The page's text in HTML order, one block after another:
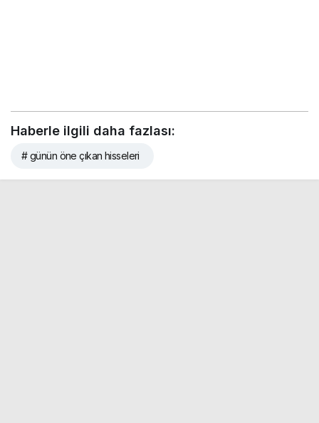
Haberle ilgili daha fazlası:
# günün öne çıkan hisseleri